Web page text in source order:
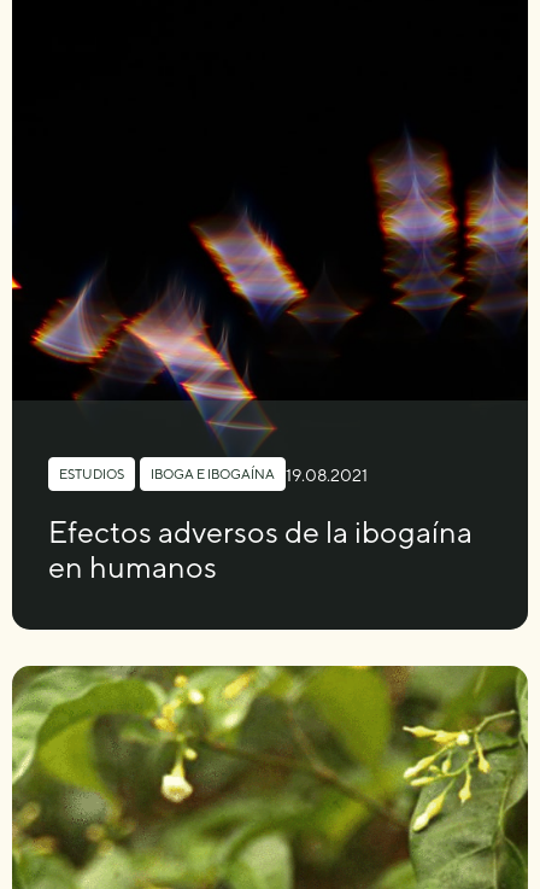
ESTUDIOS IBOGA E IBOGAÍNA 19.08.2021
Efectos adversos de la ibogaína
en humanos